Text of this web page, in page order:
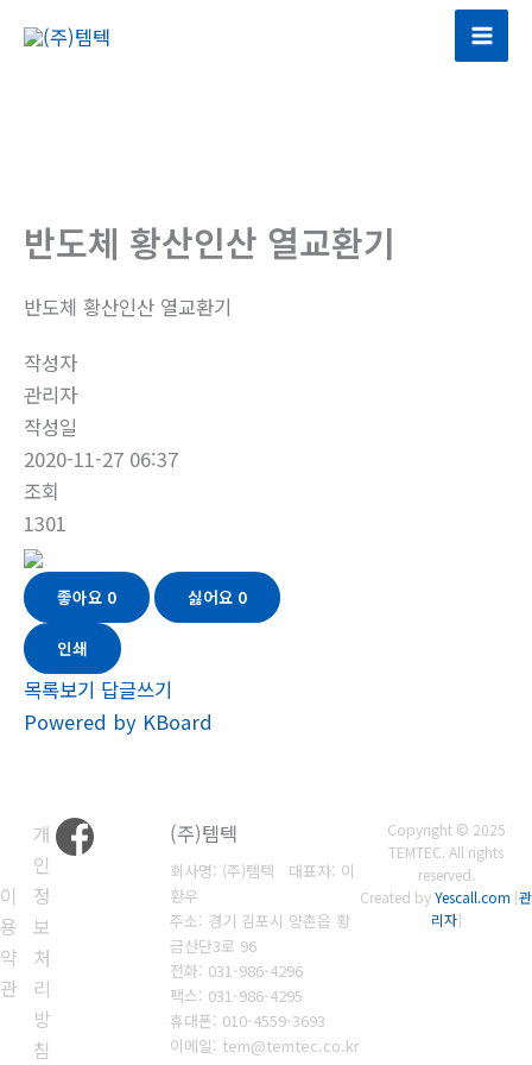
반도체 황산인산 열교환기
반도체 황산인산 열교환기
작성자
관리자
작성일
2020-11-27 06:37
조회
1301
좋아요 0 싫어요 0
인쇄
목록보기 답글쓰기
Powered by KBoard
이
용
약
관
개
인
정
보
처
리
방
침
(주)템텍
회사명: (주)템텍 대표자: 이
환우
주소: 경기 김포시 양촌읍 황
금산단3로 96
전화: 031-986-4296
팩스: 031-986-4295
휴대폰: 010-4559-3693
이메일: tem@temtec.co.kr
Copyright © 2025
TEMTEC. All rights
reserved.
Created byYescall.com [관
리자]